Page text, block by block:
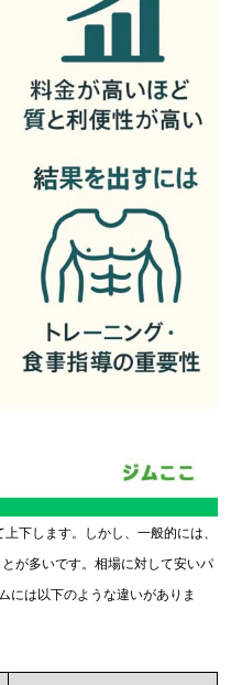
下します。しかし、一般的には、
が多いです。相場に対して安いパ
には以下のような違いがありま